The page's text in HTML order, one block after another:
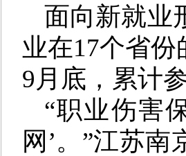
面向新就业
业在17个省
9月底，累计
“职业伤害
网’。”江苏